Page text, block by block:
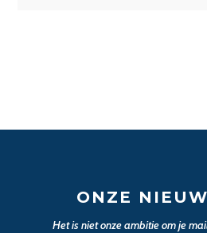
ONZE
Het is niet onze ambitie om je